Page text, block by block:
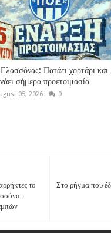
Πατάει χορτάρι και
σήμερα προετοιμασία
05, 2026 0
Στο ρήγμα που
το
–